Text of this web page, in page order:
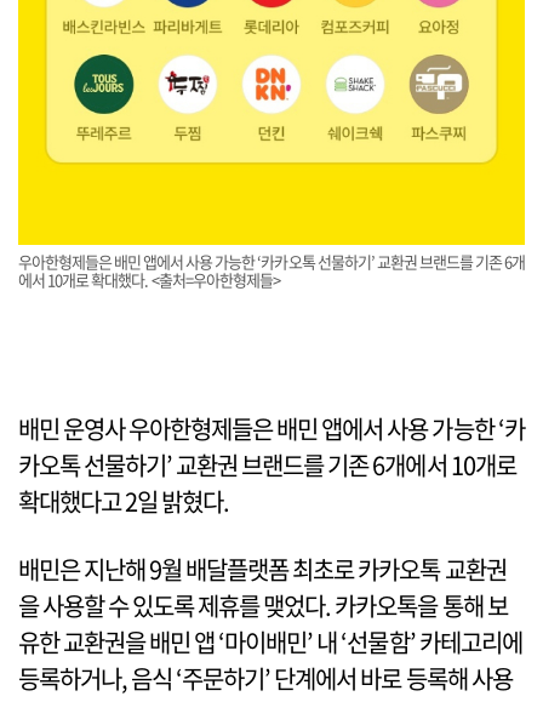
우아한형제들은 배민 앱에서 사용 가능한 ‘카카오톡 선물하기’ 교환권 브랜드를 기존 6개
에서 10개로 확대했다. <출처=우아한형제들>
배민 운영사 우아한형제들은 배민 앱에서 사용 가능한 ‘카
카오톡 선물하기’ 교환권 브랜드를 기존 6개에서 10개로
확대했다고 2일 밝혔다.
배민은 지난해 9월 배달플랫폼 최초로 카카오톡 교환권
을 사용할 수 있도록 제휴를 맺었다. 카카오톡을 통해 보
유한 교환권을 배민 앱 ‘마이배민’ 내 ‘선물함’ 카테고리에
등록하거나, 음식 ‘주문하기’ 단계에서 바로 등록해 사용